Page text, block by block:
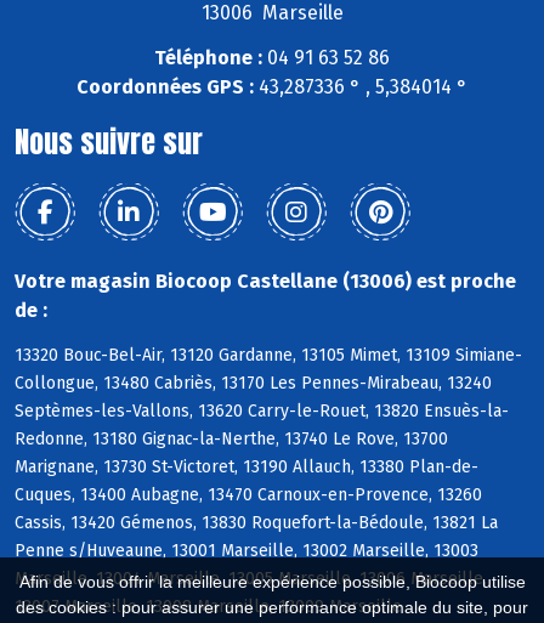
Afin de vous offrir la meilleure expérience possible, Biocoop utilise
des cookies : pour assurer une performance optimale du site, pour
13006 Marseille
Téléphone : 04 91 63 52 86
Coordonnées GPS : 43,287336 ° , 5,384014 °
Nous suivre sur
Votre magasin Biocoop Castellane (13006) est proche
de :
13320 Bouc-Bel-Air, 13120 Gardanne, 13105 Mimet, 13109 Simiane-
Collongue, 13480 Cabriès, 13170 Les Pennes-Mirabeau, 13240
Septèmes-les-Vallons, 13620 Carry-le-Rouet, 13820 Ensuès-la-
Redonne, 13180 Gignac-la-Nerthe, 13740 Le Rove, 13700
Marignane, 13730 St-Victoret, 13190 Allauch, 13380 Plan-de-
Cuques, 13400 Aubagne, 13470 Carnoux-en-Provence, 13260
Cassis, 13420 Gémenos, 13830 Roquefort-la-Bédoule, 13821 La
Penne s/Huveaune, 13001 Marseille, 13002 Marseille, 13003
Marseille, 13004 Marseille, 13005 Marseille, 13006 Marseille,
13007 Marseille, 13008 Marseille, 13009 Marseille